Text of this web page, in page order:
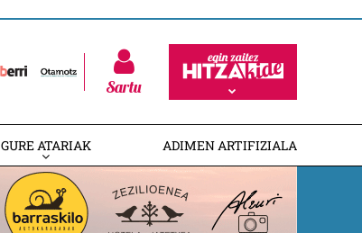
Sartu
GURE ATARIAK ADIMEN ARTIFIZIALA